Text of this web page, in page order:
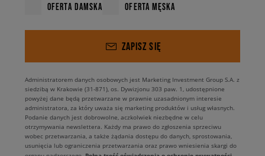
OFERTA DAMSKA OFERTA MĘSKA
ZAPISZ SIĘ
Administratorem danych osobowych jest Marketing Investment Group S.A. z
siedzibą w Krakowie (31-871), os. Dywizjonu 303 paw. 1, udostępnione
powyżej dane będą przetwarzane w prawnie uzasadnionym interesie
administratora, za który uważa się marketing produktów i usług własnych.
Podanie danych jest dobrowolne, aczkolwiek niezbędne w celu
otrzymywania newslettera. Każdy ma prawo do zgłoszenia sprzeciwu
wobec przetwarzania, a także żądania dostępu do danych, sprostowania,
usunięcia lub ograniczenia przetwarzania oraz prawo wniesienia skargi do